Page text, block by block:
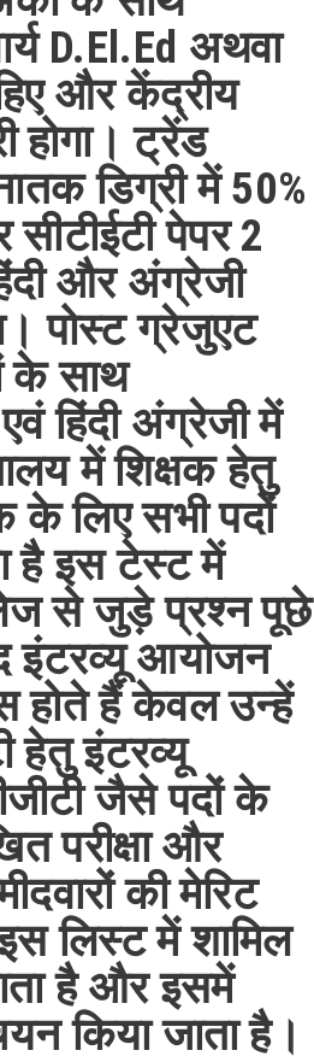
D.El.Ed अथवा
और केंद्रीय
होगा। ट्रेंड
डिग्री में 50%
पेपर 2
और अंग्रेजी
पोस्ट ग्रेजुएट
के साथ
हिंदी अंग्रेजी में
में शिक्षक हेतु
के लिए सभी पदों
है इस टेस्ट में
से जुड़े प्रश्न पूछे
इंटरव्यू आयोजन
होते हैं केवल उन्हें
हेतु इंटरव्यू
जैसे पदों के
परीक्षा और
की मेरिट
लिस्ट में शामिल
है और इसमें
किया जाता है।